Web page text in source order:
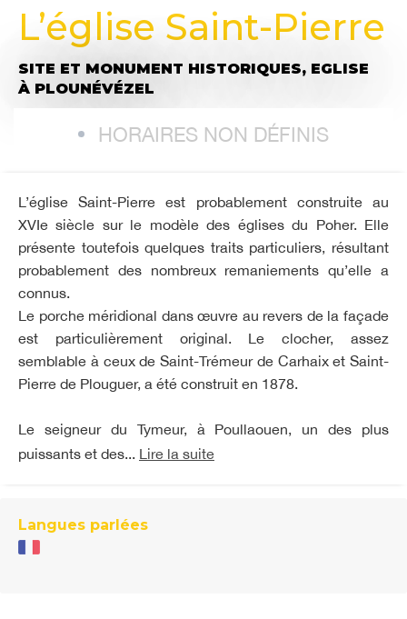
L’église Saint-Pierre
SITE ET MONUMENT HISTORIQUES, EGLISE
À PLOUNÉVÉZEL
HORAIRES NON DÉFINIS
L’église Saint-Pierre est probablement construite au
XVIe siècle sur le modèle des églises du Poher. Elle
présente toutefois quelques traits particuliers, résultant
probablement des nombreux remaniements qu’elle a
connus.
Le porche méridional dans œuvre au revers de la façade
est particulièrement original. Le clocher, assez
semblable à ceux de Saint-Trémeur de Carhaix et Saint-
Pierre de Plouguer, a été construit en 1878.
Le seigneur du Tymeur, à Poullaouen, un des plus
puissants et des... Lire la suite
Langues parlées